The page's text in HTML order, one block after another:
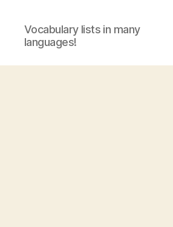
Vocabulary lists in many
languages!